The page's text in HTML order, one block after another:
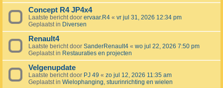
Concept R4 JP4x4
Laatste bericht door ervaar.R4 « vr jul 31, 2026 12:34 pm
Geplaatst in Diversen
Renault4
Laatste bericht door SanderRenault4 « wo jul 22, 2026 7:50 pm
Geplaatst in Restauraties en projecten
Velgenupdate
Laatste bericht door PJ 49 « zo jul 12, 2026 11:35 am
Geplaatst in Wielophanging, stuurinrichting en wielen